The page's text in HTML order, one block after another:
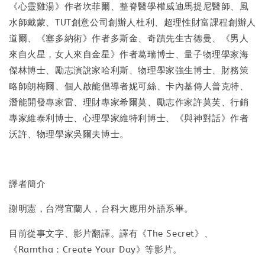
《心靈雞湯》作者坎菲爾、整脊醫學權威迪馬提尼醫師、風
水師戴蒙、TUT創意公司創辦人杜利、超理性財富課程創辦人
道爾、《塞多納術》作者多斯金、奇蹟先生古德曼、《男人
來自火星，女人來自金星》作者葛瑞博士、量子物理學家海
傑林博士、勵志演說家哈利斯、物理學家強生博士、財務策
略師朗梅爾、個人啟能倡導者妮可絲、卡內基傳人普克特、
潛能開發專家雷、理財專家希爾莫、勵志作家許莫芙、行銷
專家維泰利博士、心理學家維特利博士、《與神對話》作者
沃許、物理學家吳爾夫博士。
譯者簡介
謝明憲，台灣宜蘭人，台科大應用外語系畢。
目前從事文字、影片翻譯。譯有《The Secret》、
《Ramtha：Create Your Day》等影片。